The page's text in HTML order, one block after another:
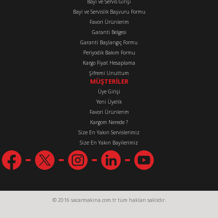
Gönder
Bayi ve Servis Girişi
Bayi ve Servislik Başvuru Formu
Favori Ürünlerim
Garanti Belgesi
Garanti Başlangıç Formu
Periyodik Bakım Formu
Kargo Fiyat Hesaplama
Şifremi Unuttum
MÜŞTERİLER
Üye Girişi
Yeni Üyelik
Favori Ürünlerim
Kargom Nerede ?
Size En Yakın Servislerimiz
Size En Yakın Bayilerimiz
© 2016 sacarmakina.com.tr tüm hakları saklıdır.